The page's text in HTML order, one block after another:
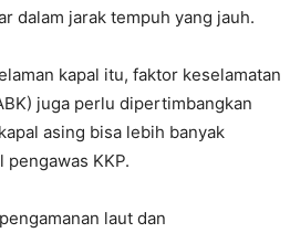
dalam jarak tempuh yang jauh.
kapal itu, faktor keselamatan
juga perlu dipertimbangkan
asing bisa lebih banyak
pengawas KKP.
laut dan